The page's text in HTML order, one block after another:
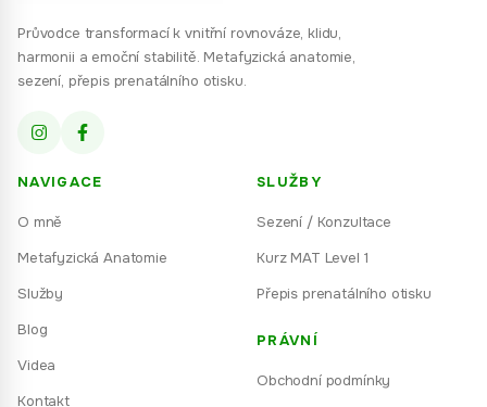
Průvodce transformací k vnitřní rovnováze, klidu,
harmonii a emoční stabilitě. Metafyzická anatomie,
sezení, přepis prenatálního otisku.
NAVIGACE
O mně
Metafyzická Anatomie
Služby
Blog
Videa
Kontakt
SLUŽBY
Sezení / Konzultace
Kurz MAT Level 1
Přepis prenatálního otisku
PRÁVNÍ
Obchodní podmínky